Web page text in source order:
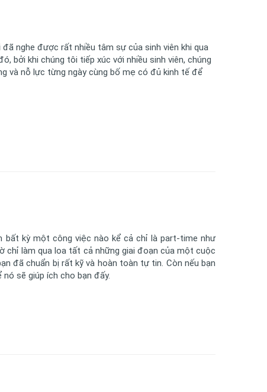
nghe được rất nhiều tâm sự của sinh viên khi qua
bởi khi chúng tôi tiếp xúc với nhiều sinh viên, chúng
và nỗ lực từng ngày cùng bố mẹ có đủ kinh tế để
bất kỳ một công việc nào kể cả chỉ là part-time như
chỉ làm qua loa tất cả những giai đoạn của một cuộc
đã chuẩn bị rất kỹ và hoàn toàn tự tin. Còn nếu bạn
sẽ giúp ích cho bạn đấy.